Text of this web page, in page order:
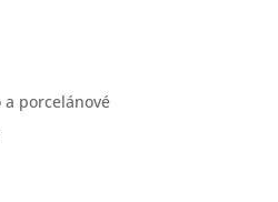
a porcelánové